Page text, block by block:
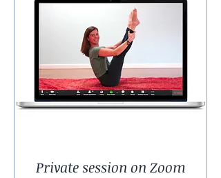
Private session on Zoom